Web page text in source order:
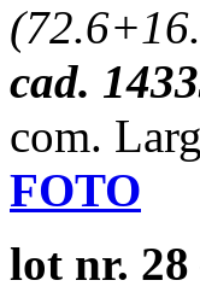
cad.
com.
FOTO
lot nr. 28